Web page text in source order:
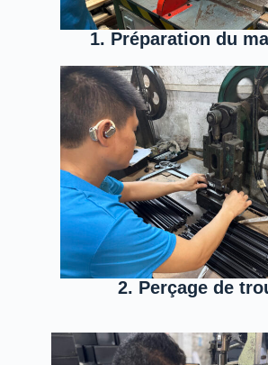
1. Préparation du
2. Perçage de